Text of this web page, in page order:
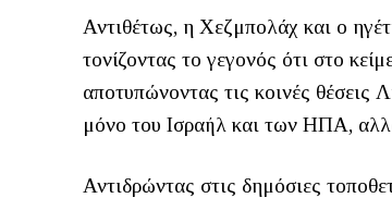
Αντιθέτως, η Χεζμπολάχ και ο
τονίζοντας το γεγονός ότι στο
αποτυπώνοντας τις κοινές θέσεις
μόνο του Ισραήλ και των ΗΠΑ,
Αντιδρώντας στις δημόσιες